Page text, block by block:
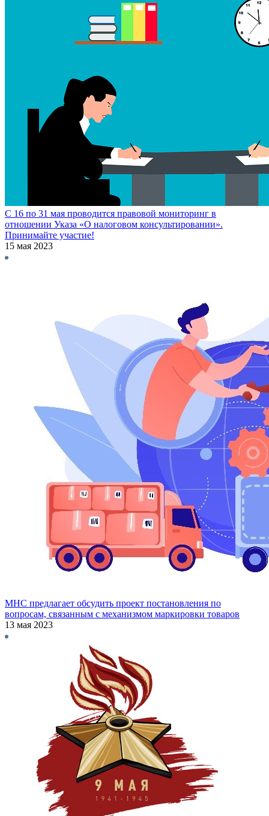
C 16 по 31 мая проводится правовой мониторинг в
отношении Указа «О налоговом консультировании».
Принимайте участие!
15 мая 2023
МНС предлагает обсудить проект постановления по
вопросам, связанным с механизмом маркировки товаров
13 мая 2023